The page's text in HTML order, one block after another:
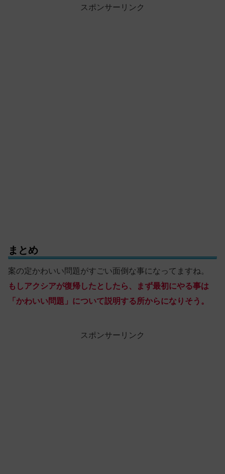
スポンサーリンク
まとめ
案の定かわいい問題がすごい面倒な事になってますね。
もしアクシアが復帰したとしたら、まず最初にやる事は
「かわいい問題」について説明する所からになりそう。
スポンサーリンク